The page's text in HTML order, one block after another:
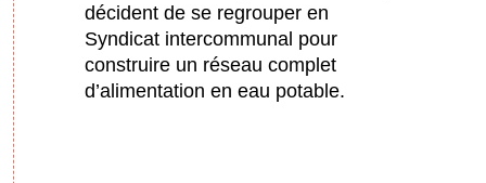
décident de se regrouper en
Syndicat intercommunal pour
construire un réseau complet
d’alimentation en eau potable.